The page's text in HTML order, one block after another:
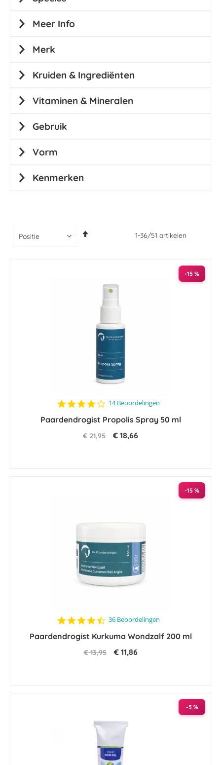
1-36/51 artikelen
-15 %
4.1
rating
14 Beoordelingen
Paardendrogist Propolis Spray 50 ml
€ 21,95 € 18,66
-15 %
4.7
rating
36 Beoordelingen
Paardendrogist Kurkuma Wondzalf 200 ml
€ 13,95 € 11,86
-5 %
Meer Info
Merk
Kruiden & Ingrediënten
Vitaminen & Mineralen
Gebruik
Vorm
Kenmerken